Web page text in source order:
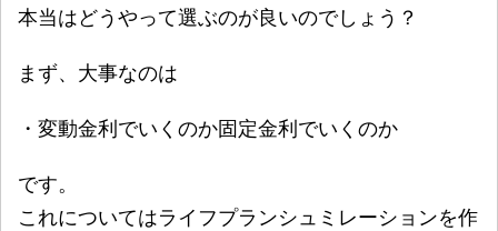
本当はどうやって選ぶのが良いのでしょう？
まず、大事なのは
・変動金利でいくのか固定金利でいくのか
です。
これについてはライフプランシュミレーションを作